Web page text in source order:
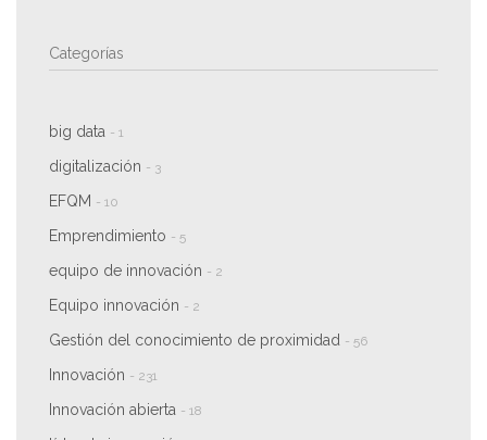
Categorías
big data - 1
digitalización - 3
EFQM - 10
Emprendimiento - 5
equipo de innovación - 2
Equipo innovación - 2
Gestión del conocimiento de proximidad - 56
Innovación - 231
Innovación abierta - 18